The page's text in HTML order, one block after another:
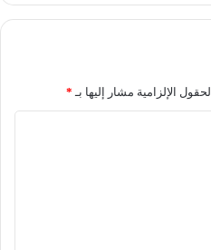
الحقول الإلزامية مشار إليها بـ *